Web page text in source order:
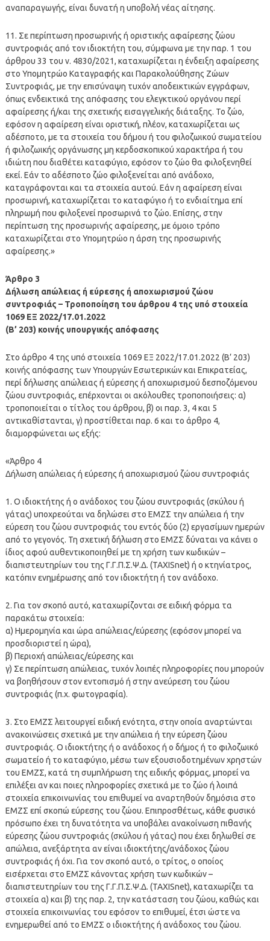
αναπαραγωγής, είναι δυνατή η υποβολή νέας αίτησης.
11. Σε περίπτωση προσωρινής ή οριστικής αφαίρεσης ζώου
συντροφιάς από τον ιδιοκτήτη του, σύμφωνα με την παρ. 1 του
άρθρου 33 του ν. 4830/2021, καταχωρίζεται η ένδειξη αφαίρεσης
στο Υπομητρώο Καταγραφής και Παρακολούθησης Ζώων
Συντροφιάς, με την επισύναψη τυχόν αποδεικτικών εγγράφων,
όπως ενδεικτικά της απόφασης του ελεγκτικού οργάνου περί
αφαίρεσης ή/και της σχετικής εισαγγελικής διάταξης. Το ζώο,
εφόσον η αφαίρεση είναι οριστική, πλέον, καταχωρίζεται ως
αδέσποτο, με τα στοιχεία του δήμου ή του φιλοζωικού σωματείου
ή φιλοζωικής οργάνωσης μη κερδοσκοπικού χαρακτήρα ή του
ιδιώτη που διαθέτει καταφύγιο, εφόσον το ζώο θα φιλοξενηθεί
εκεί. Εάν το αδέσποτο ζώο φιλοξενείται από ανάδοχο,
καταγράφονται και τα στοιχεία αυτού. Εάν η αφαίρεση είναι
προσωρινή, καταχωρίζεται το καταφύγιο ή το ενδιαίτημα επί
πληρωμή που φιλοξενεί προσωρινά το ζώο. Επίσης, στην
περίπτωση της προσωρινής αφαίρεσης, με όμοιο τρόπο
καταχωρίζεται στο Υπομητρώο η άρση της προσωρινής
αφαίρεσης.»
Άρθρο 3
Δήλωση απώλειας ή εύρεσης ή αποχωρισμού ζώου
συντροφιάς – Τροποποίηση του άρθρου 4 της υπό στοιχεία
1069 ΕΞ 2022/17.01.2022
(Β’ 203) κοινής υπουργικής απόφασης
Στο άρθρο 4 της υπό στοιχεία 1069 ΕΞ 2022/17.01.2022 (Β’ 203)
κοινής απόφασης των Υπουργών Εσωτερικών και Επικρατείας,
περί δήλωσης απώλειας ή εύρεσης ή αποχωρισμού δεσποζόμενου
ζώου συντροφιάς, επέρχονται οι ακόλουθες τροποποιήσεις: α)
τροποποιείται ο τίτλος του άρθρου, β) οι παρ. 3, 4 και 5
αντικαθίστανται, γ) προστίθεται παρ. 6 και το άρθρο 4,
διαμορφώνεται ως εξής:
«Άρθρο 4
Δήλωση απώλειας ή εύρεσης ή αποχωρισμού ζώου συντροφιάς
1. Ο ιδιοκτήτης ή ο ανάδοχος του ζώου συντροφιάς (σκύλου ή
γάτας) υποχρεούται να δηλώσει στο ΕΜΖΣ την απώλεια ή την
εύρεση του ζώου συντροφιάς του εντός δύο (2) εργασίμων ημερών
από το γεγονός. Τη σχετική δήλωση στο ΕΜΖΣ δύναται να κάνει ο
ίδιος αφού αυθεντικοποιηθεί με τη χρήση των κωδικών –
διαπιστευτηρίων του της Γ.Γ.Π.Σ.Ψ.Δ. (TAXISnet) ή ο κτηνίατρος,
κατόπιν ενημέρωσης από τον ιδιοκτήτη ή τον ανάδοχο.
2. Για τον σκοπό αυτό, καταχωρίζονται σε ειδική φόρμα τα
παρακάτω στοιχεία:
α) Ημερομηνία και ώρα απώλειας/εύρεσης (εφόσον μπορεί να
προσδιοριστεί η ώρα),
β) Περιοχή απώλειας/εύρεσης και
γ) Σε περίπτωση απώλειας, τυχόν λοιπές πληροφορίες που μπορούν
να βοηθήσουν στον εντοπισμό ή στην ανεύρεση του ζώου
συντροφιάς (π.χ. φωτογραφία).
3. Στο ΕΜΖΣ λειτουργεί ειδική ενότητα, στην οποία αναρτώνται
ανακοινώσεις σχετικά με την απώλεια ή την εύρεση ζώου
συντροφιάς. Ο ιδιοκτήτης ή ο ανάδοχος ή ο δήμος ή το φιλοζωικό
σωματείο ή το καταφύγιο, μέσω των εξουσιοδοτημένων χρηστών
του ΕΜΖΣ, κατά τη συμπλήρωση της ειδικής φόρμας, μπορεί να
επιλέξει αν και ποιες πληροφορίες σχετικά με το ζώο ή λοιπά
στοιχεία επικοινωνίας του επιθυμεί να αναρτηθούν δημόσια στο
ΕΜΖΣ επί σκοπώ εύρεσης του ζώου. Επιπροσθέτως, κάθε φυσικό
πρόσωπο έχει τη δυνατότητα να υποβάλει ανακοίνωση πιθανής
εύρεσης ζώου συντροφιάς (σκύλου ή γάτας) που έχει δηλωθεί σε
απώλεια, ανεξάρτητα αν είναι ιδιοκτήτης/ανάδοχος ζώου
συντροφιάς ή όχι. Για τον σκοπό αυτό, ο τρίτος, ο οποίος
εισέρχεται στο ΕΜΖΣ κάνοντας χρήση των κωδικών –
διαπιστευτηρίων του της Γ.Γ.Π.Σ.Ψ.Δ. (TAXISnet), καταχωρίζει τα
στοιχεία α) και β) της παρ. 2, την κατάσταση του ζώου, καθώς και
στοιχεία επικοινωνίας του εφόσον το επιθυμεί, έτσι ώστε να
ενημερωθεί από το ΕΜΖΣ ο ιδιοκτήτης ή ανάδοχος του ζώου.